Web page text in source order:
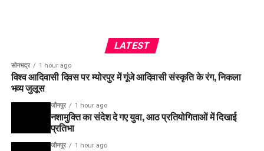
LATEST
सोनभद्र 1 hour ago
विश्व आदिवासी दिवस पर म्योरपुर में गूंजे आदिवासी संस्कृति के रंग, निकला
भव्य जुलूस
जौनपुर 1 hour ago
नशामुक्ति का संदेश दे गए युवा, आठ प्रतियोगिताओं में दिखाई
प्रतिभा
जौनपुर 1 hour ago